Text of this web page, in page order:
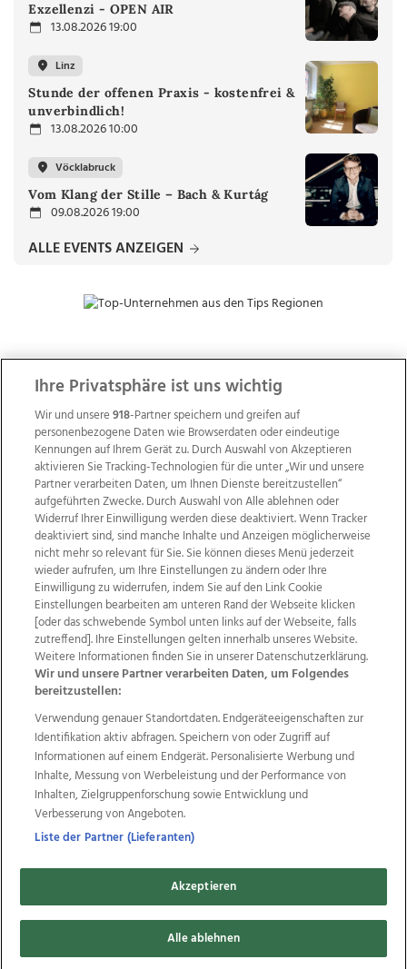
Exzellenzi - OPEN AIR
13.08.2026 19:00
Linz
Stunde der offenen Praxis - kostenfrei &
unverbindlich!
13.08.2026 10:00
Vöcklabruck
Vom Klang der Stille – Bach & Kurtág
09.08.2026 19:00
ALLE EVENTS ANZEIGEN
ZUR NACHRICHTENÜBERSICHT
Wir über uns Mediadaten Kontakt
Jobs
Datenschutz
Impressum
AGB Anzeigekunden
AGB Website
Ehrenkodex Politische Werbung
Weitere Angebote des Medienhauses Wimmer
TV1 di-mog-i.at OÖNow
Ischler Woche
Life Radio
OÖNachrichten
OÖN Immobilien
OÖN Karriere
OÖN Reise
Promenaden Galerien
Regionaljobs
wasistlos.at
Copyrights © 2026 Tips Zeitungs GmbH & Co KG
developed by11x11.net
Ihre Privatsphäre ist uns wichtig
Wir und unsere918-Partner speichern und greifen auf
personenbezogene Daten wie Browserdaten oder eindeutige
Kennungen auf Ihrem Gerät zu. Durch Auswahl von Akzeptieren
aktivieren Sie Tracking-Technologien für die unter „Wir und unsere
Partner verarbeiten Daten, um Ihnen Dienste bereitzustellen“
aufgeführten Zwecke. Durch Auswahl von Alle ablehnen oder
Widerruf Ihrer Einwilligung werden diese deaktiviert. Wenn Tracker
deaktiviert sind, sind manche Inhalte und Anzeigen möglicherweise
nicht mehr so relevant für Sie. Sie können dieses Menü jederzeit
wieder aufrufen, um Ihre Einstellungen zu ändern oder Ihre
Einwilligung zu widerrufen, indem Sie auf den Link Cookie
Einstellungen bearbeiten am unteren Rand der Webseite klicken
[oder das schwebende Symbol unten links auf der Webseite, falls
zutreffend]. Ihre Einstellungen gelten innerhalb unseres Website.
Weitere Informationen finden Sie in unserer Datenschutzerklärung.
Wir und unsere Partner verarbeiten Daten, um Folgendes
bereitzustellen:
Verwendung genauer Standortdaten. Endgeräteeigenschaften zur
Identifikation aktiv abfragen. Speichern von oder Zugriff auf
Informationen auf einem Endgerät. Personalisierte Werbung und
Inhalte, Messung von Werbeleistung und der Performance von
Inhalten, Zielgruppenforschung sowie Entwicklung und
Verbesserung von Angeboten.
Liste der Partner (Lieferanten)
Akzeptieren
Alle ablehnen